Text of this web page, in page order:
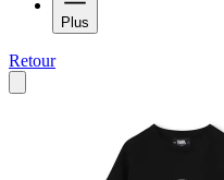
Plus
Retour